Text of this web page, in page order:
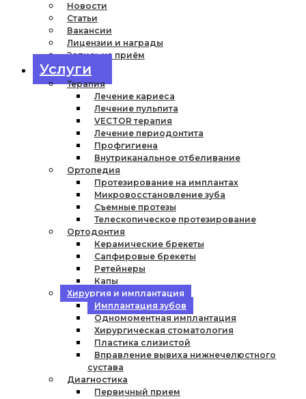
Новости
Статьи
Вакансии
Лицензии и награды
Запись на приём
Услуги
Терапия
Лечение кариеса
Лечение пульпита
VECTOR терапия
Лечение периодонтита
Профгигиена
Внутриканальное отбеливание
Ортопедия
Протезирование на имплантах
Микровосстановление зуба
Съемные протезы
Телескопическое протезирование
Ортодонтия
Керамические брекеты
Сапфировые брекеты
Ретейнеры
Капы
Хирургия и имплантация
Имплантация зубов
Одномоментная имплантация
Хирургическая стоматология
Пластика слизистой
Вправление вывиха нижнечелюстного
сустава
Диагностика
Первичный прием